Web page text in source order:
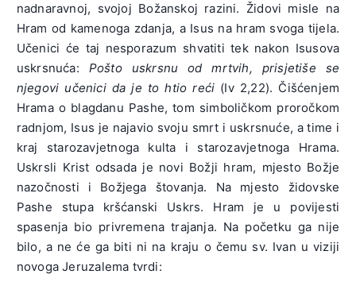
nadnaravnoj, svojoj Božanskoj razini. Židovi misle na
Hram od kamenoga zdanja, a Isus na hram svoga tijela.
Učenici će taj nesporazum shvatiti tek nakon Isusova
uskrsnuća: Pošto uskrsnu od mrtvih, prisjetiše se
njegovi učenici da je to htio reći (Iv 2,22). Čišćenjem
Hrama o blagdanu Pashe, tom simboličkom proročkom
radnjom, Isus je najavio svoju smrt i uskrsnuće, a time i
kraj starozavjetnoga kulta i starozavjetnoga Hrama.
Uskrsli Krist odsada je novi Božji hram, mjesto Božje
nazočnosti i Božjega štovanja. Na mjesto židovske
Pashe stupa kršćanski Uskrs. Hram je u povijesti
spasenja bio privremena trajanja. Na početku ga nije
bilo, a ne će ga biti ni na kraju o čemu sv. Ivan u viziji
novoga Jeruzalema tvrdi: